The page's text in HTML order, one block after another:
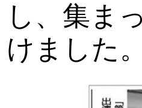
し、集ま
けました。